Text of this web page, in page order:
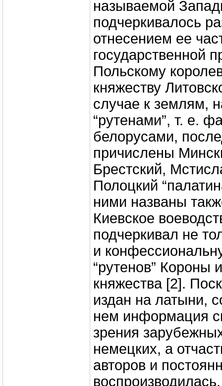
называемой
подчеркивалось
отнесением ее
государственной
Польскому
княжеству
случае к землям,
“рутенами”, т. е.
белорусами,
причислены
Брестский,
Полоцкий
ними названы
Киевское
подчеркивал не
и
“рутенов” Короны
княжества [2].
издан на латыни,
нем информация
зрения
немецких, а
авторов и